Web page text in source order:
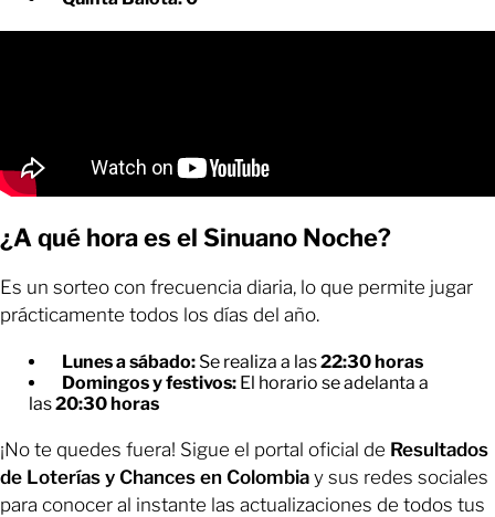
¿A qué hora es el Sinuano Noche?
Es un sorteo con frecuencia diaria, lo que permite jugar
prácticamente todos los días del año.
Lunes a sábado: Se realiza a las22:30 horas
Domingos y festivos: El horario se adelanta a
las20:30 horas
¡No te quedes fuera! Sigue el portal oficial de Resultados
de Loterías y Chances en Colombia y sus redes sociales
para conocer al instante las actualizaciones de todos tus